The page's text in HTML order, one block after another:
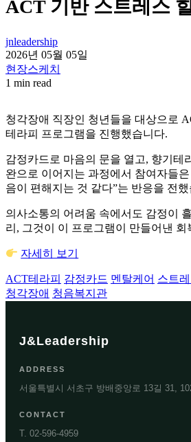
ACT 기반 스트레스
jnleadership
2026년 05월 05일
현장스케치
1 min read
청각장애 직장인 청년들을 대상으로
테라피 프로그램을 진행했습니다.
감정카드로 마음의 문을 열고, 향기테
완으로 이어지는 과정에서 참여자들
음이 편해지는 것 같다”는 반응을 전
의사소통의 어려움 속에서도 감정이
리, 그것이 이 프로그램이 만들어낸
자세히 보기
ACT테라피 감정카드 멘탈케어 스트
청각장애 청음복지관
J&Leadership
ADDRESS
서울특별시 서초구 방배중앙로 13길 31,
CONTACT
T. 02-596-4959